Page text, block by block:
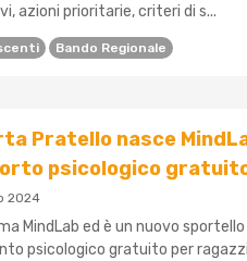
azioni prioritarie, criteri di s...
Bando Regionale
Pratello nasce
psicologico
2024
MindLab ed è un nuovo
psicologico gratuito per